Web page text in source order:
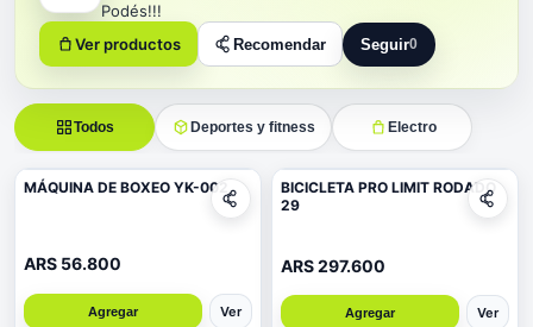
Podés!!!
Ver productos
Recomendar Seguir0
Seguir a El Renacer
Todos Deportes y fitness Electro
MÁQUINA DE BOXEO YK-002
ARS 56.800
Agregar Ver
BICICLETA PRO LIMIT RODADO
29
ARS 297.600
Agregar Ver